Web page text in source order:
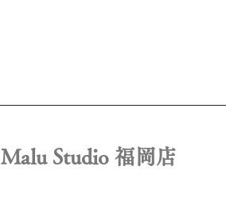
Malu Studio 福岡店